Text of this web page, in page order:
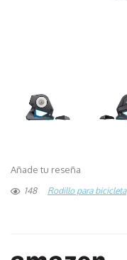
Añade tu reseña
148 Rodillo para bicicleta